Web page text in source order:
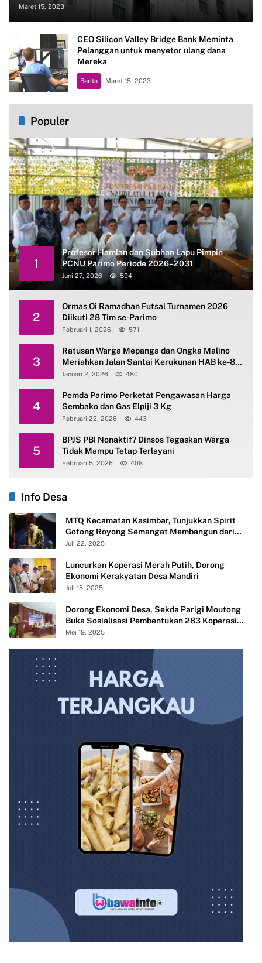
Maret 15, 2023
CEO Silicon Valley Bridge Bank Meminta
Pelanggan untuk menyetor ulang dana
Mereka
Berita Maret 15, 2023
Populer
1
Profesor Hamlan dan Subhan Lapu Pimpin
PCNU Parimo Periode 2026–2031
Juni 27, 2026 594
2
Ormas Oi Ramadhan Futsal Turnamen 2026
Diikuti 28 Tim se-Parimo
Februari 1, 2026 571
3
Ratusan Warga Mepanga dan Ongka Malino
Meriahkan Jalan Santai Kerukunan HAB ke-80
Kemenag Parimo
Januari 2, 2026 480
4
Pemda Parimo Perketat Pengawasan Harga
Sembako dan Gas Elpiji 3 Kg
Februari 22, 2026 443
5
BPJS PBI Nonaktif? Dinsos Tegaskan Warga
Tidak Mampu Tetap Terlayani
Februari 5, 2026 408
Info Desa
MTQ Kecamatan Kasimbar, Tunjukkan Spirit
Gotong Royong Semangat Membangun dari
Desa
Juli 22, 2025
Luncurkan Koperasi Merah Putih, Dorong
Ekonomi Kerakyatan Desa Mandiri
Juli 15, 2025
Dorong Ekonomi Desa, Sekda Parigi Moutong
Buka Sosialisasi Pembentukan 283 Koperasi
Merah Putih
Mei 19, 2025